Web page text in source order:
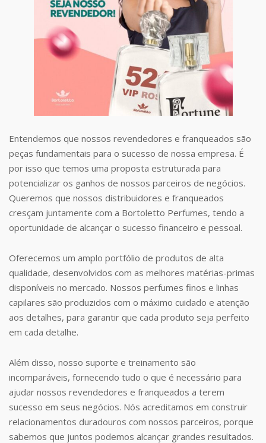
Entendemos que nossos revendedores e franqueados são
peças fundamentais para o sucesso de nossa empresa. É
por isso que temos uma proposta estruturada para
potencializar os ganhos de nossos parceiros de negócios.
Queremos que nossos distribuidores e franqueados
cresçam juntamente com a Bortoletto Perfumes, tendo a
oportunidade de alcançar o sucesso financeiro e pessoal.
Oferecemos um amplo portfólio de produtos de alta
qualidade, desenvolvidos com as melhores matérias-primas
disponíveis no mercado. Nossos perfumes finos e linhas
capilares são produzidos com o máximo cuidado e atenção
aos detalhes, para garantir que cada produto seja perfeito
em cada detalhe.
Além disso, nosso suporte e treinamento são
incomparáveis, fornecendo tudo o que é necessário para
ajudar nossos revendedores e franqueados a terem
sucesso em seus negócios. Nós acreditamos em construir
relacionamentos duradouros com nossos parceiros, porque
sabemos que juntos podemos alcançar grandes resultados.